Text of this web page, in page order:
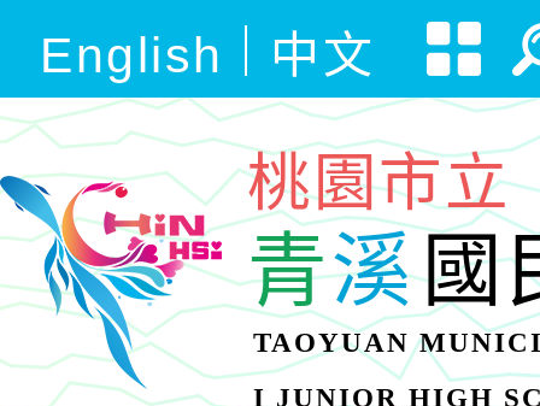
English 中文
桃園市立
青溪國
TAOYUAN
I JUNIOR HIGH